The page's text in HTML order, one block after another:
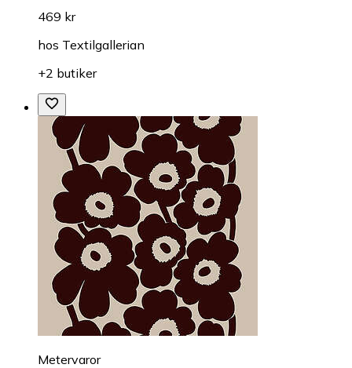
469 kr
hos Textilgallerian
+2 butiker
Metervaror